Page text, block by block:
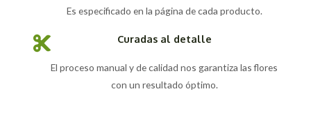
Es especificado en la página de cada producto.
Curadas al detalle
El proceso manual y de calidad nos garantiza las flores
con un resultado óptimo.